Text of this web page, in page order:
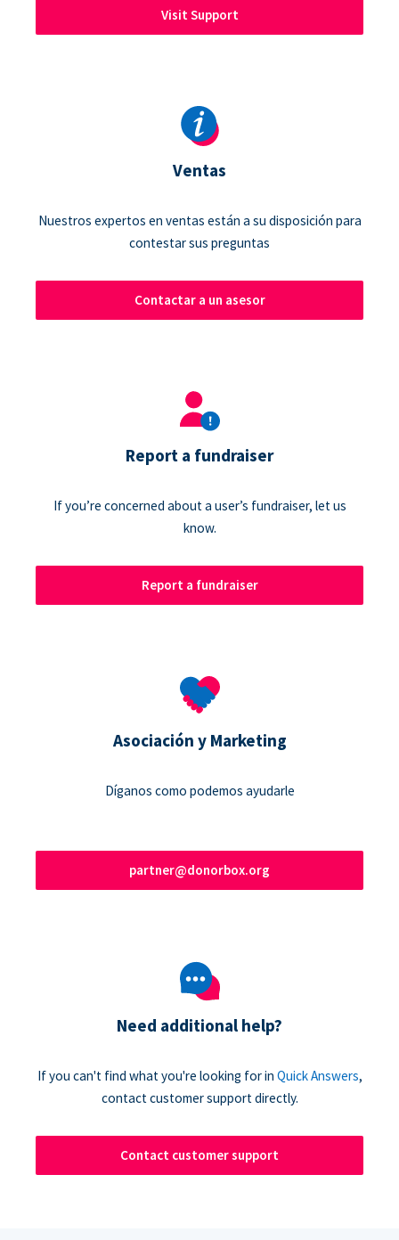
Visit Support
Ventas
Nuestros expertos en ventas están a su disposición para
contestar sus preguntas
Contactar a un asesor
Report a fundraiser
If you’re concerned about a user’s fundraiser, let us
know.
Report a fundraiser
Asociación y Marketing
Díganos como podemos ayudarle
partner@donorbox.org
Need additional help?
If you can't find what you're looking for in Quick Answers,
contact customer support directly.
Contact customer support